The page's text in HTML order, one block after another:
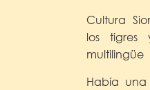
Cultura
los tigres
multilingüe
Había